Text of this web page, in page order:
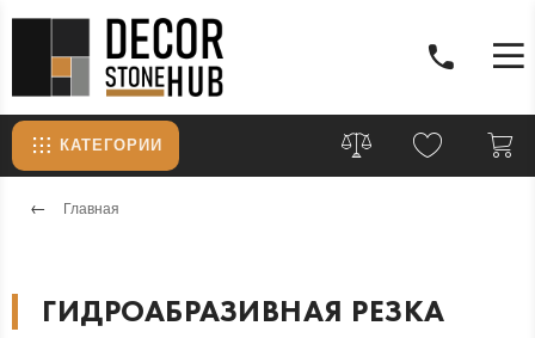
КАТЕГОРИИ
Главная
ГИДРОАБРАЗИВНАЯ РЕЗКА